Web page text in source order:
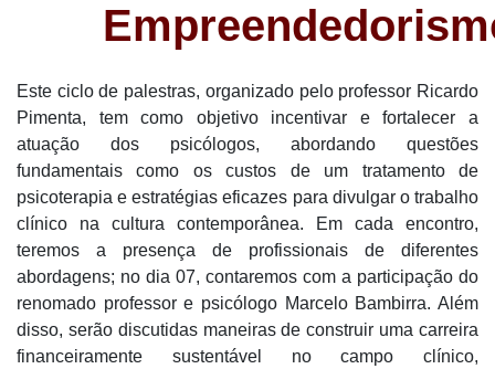
Este ciclo de palestras, organizado pelo professor Ricardo
Pimenta, tem como objetivo incentivar e fortalecer a
atuação dos psicólogos, abordando questões
fundamentais como os custos de um tratamento de
psicoterapia e estratégias eficazes para divulgar o trabalho
clínico na cultura contemporânea. Em cada encontro,
teremos a presença de profissionais de diferentes
abordagens; no dia 07, contaremos com a participação do
renomado professor e psicólogo Marcelo Bambirra. Além
disso, serão discutidas maneiras de construir uma carreira
financeiramente sustentável no campo clínico,